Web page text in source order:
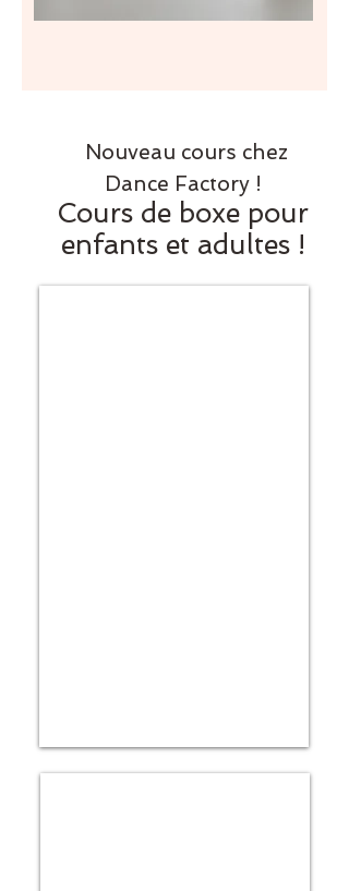
Nouveau cours chez
Dance Factory !
Cours de boxe pour
enfants et adultes !